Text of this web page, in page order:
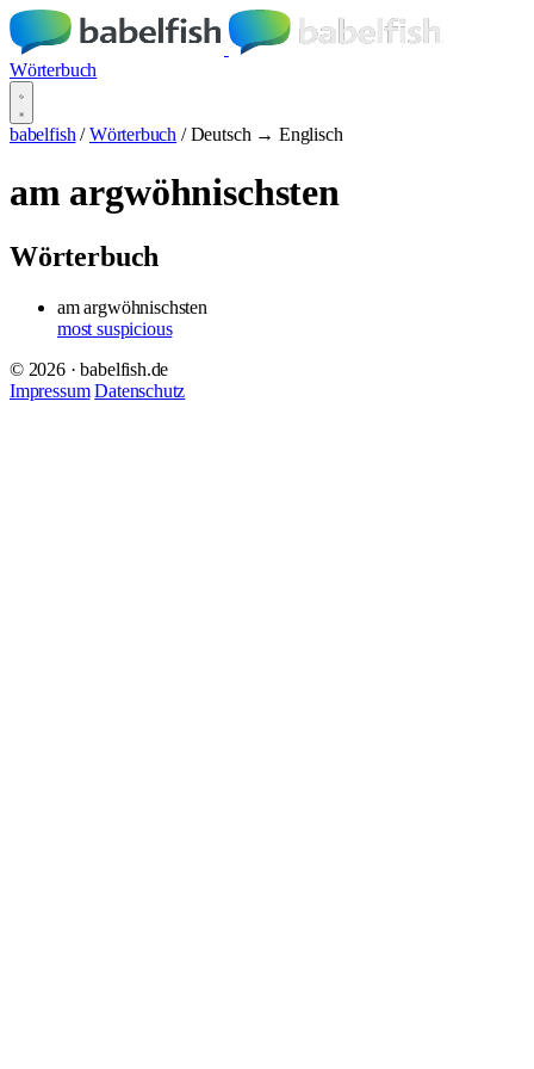
Wörterbuch
babelfish / Wörterbuch / Deutsch → Englisch
am argwöhnischsten
Wörterbuch
am argwöhnischsten
most suspicious
© 2026 · babelfish.de
Impressum Datenschutz